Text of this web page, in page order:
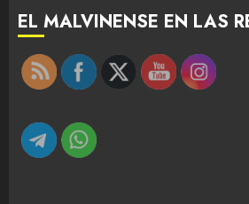
EL MALVINENSE EN LAS